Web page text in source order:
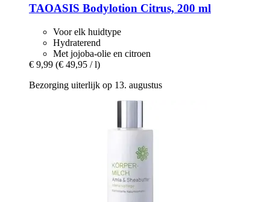
TAOASIS Bodylotion Citrus, 200 ml
Voor elk huidtype
Hydraterend
Met jojoba-olie en citroen
€ 9,99 (€ 49,95 / l)
Bezorging uiterlijk op 13. augustus